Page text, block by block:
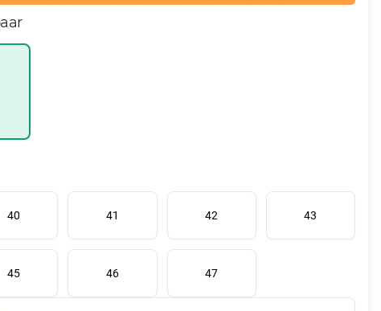
40 41 42 43
45 46 47